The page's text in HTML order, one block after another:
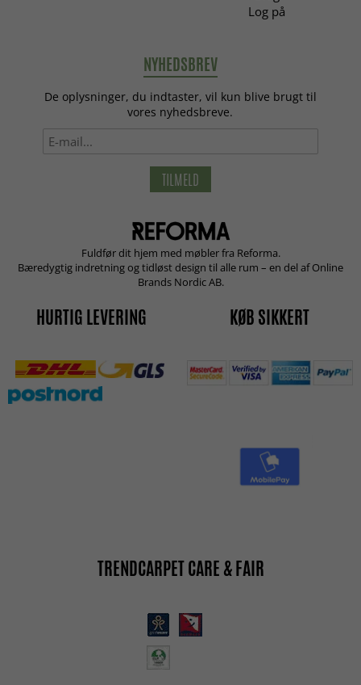
Log på
NYHEDSBREV
De oplysninger, du indtaster, vil kun blive brugt til
vores nyhedsbreve.
TILMELD
Fuldfør dit hjem med møbler fra Reforma.
Bæredygtig indretning og tidløst design til alle rum – en del af Online
Brands Nordic AB.
HURTIG LEVERING KØB SIKKERT
TRENDCARPET CARE & FAIR